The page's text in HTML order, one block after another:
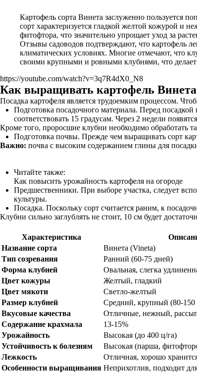
Картофель сорта Винета заслуженно пользуется
сорт характеризуется гладкой желтой кожурой и
фитофтора, что значительно упрощает уход за
Отзывы садоводов подтверждают, что картофель
климатических условиях. Многие отмечают, что
своими крупными и ровными клубнями, что
https://youtube.com/watch?v=3q7R4dX0_N8
Как выращивать картофель Винета
Посадка картофеля является трудоемким процессом.
Подготовка посадочного материала. Перед
соответствовать 15 градусам. Через 2 недели
Кроме того, проросшие клубни необходимо
Подготовка почвы. Прежде чем выращивать сорт
Важно: почва с высоким содержанием глины для
Читайте также:
Как повысить урожайность картофеля на огороде
Предшественники. При выборе участка, следует
культуры.
Посадка. Поскольку сорт считается раним, к
Клубни сильно заглублять не стоит, 10 см будет
Характеристика
Название сорта
Винета (Vineta)
Тип созревания
Ранний (60-75 дней)
Форма клубней
Овальная, слегка
Цвет кожуры
Желтый, гладкий
Цвет мякоти
Светло-желтый
Размер клубней
Средний, крупный (80-150
Вкусовые качества
Отличные, нежный,
Содержание крахмала
13-15%
Урожайность
Высокая (до 400 ц/га)
Устойчивость к болезням
Высокая (парша,
Лежкость
Отличная, хорошо
Особенности выращивания Неприхотлив, подходит